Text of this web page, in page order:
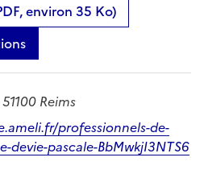
environ 35 Ko)
Reims
professionnels-de-
devie-pascale-BbMwkjI3NTS6